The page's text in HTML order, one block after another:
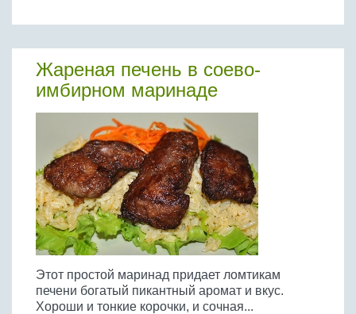
Жареная печень в соево-
имбирном маринаде
Этот простой маринад придает ломтикам
печени богатый пикантный аромат и вкус.
Хороши и тонкие корочки, и сочная...